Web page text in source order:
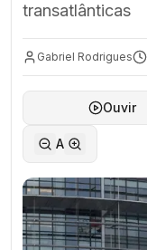
transatlânticas
Gabriel Rodrigues
Ouvir
A